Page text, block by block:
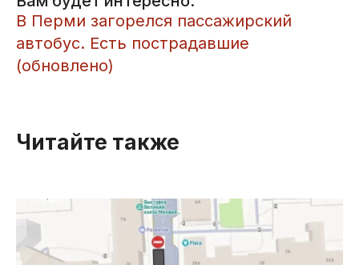
​В Перми загорелся пассажирский
автобус. Есть пострадавшие
(обновлено)
Читайте также